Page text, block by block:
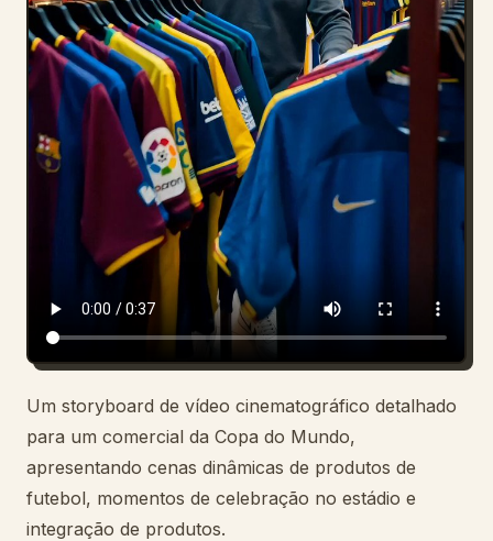
Um storyboard de vídeo cinematográfico detalhado
para um comercial da Copa do Mundo,
apresentando cenas dinâmicas de produtos de
futebol, momentos de celebração no estádio e
integração de produtos.